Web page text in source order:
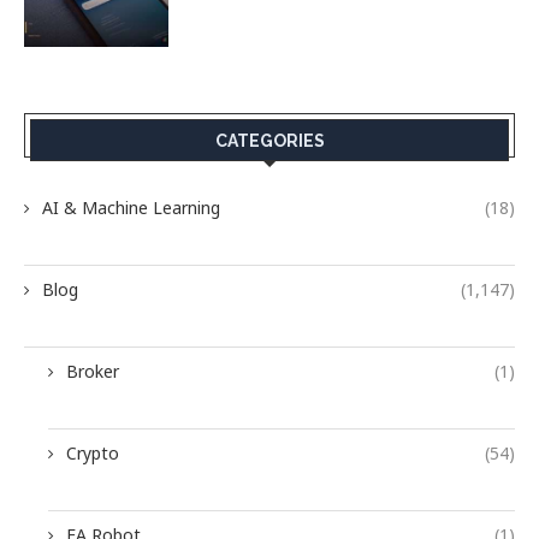
CATEGORIES
AI & Machine Learning (18)
Blog (1,147)
Broker (1)
Crypto (54)